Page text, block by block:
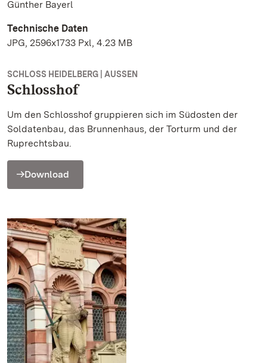
Günther Bayerl
Technische Daten
JPG, 2596x1733 Pxl, 4.23 MB
SCHLOSS HEIDELBERG | AUSSEN
Schlosshof
Um den Schlosshof gruppieren sich im Südosten der
Soldatenbau, das Brunnenhaus, der Torturm und der
Ruprechtsbau.
Download